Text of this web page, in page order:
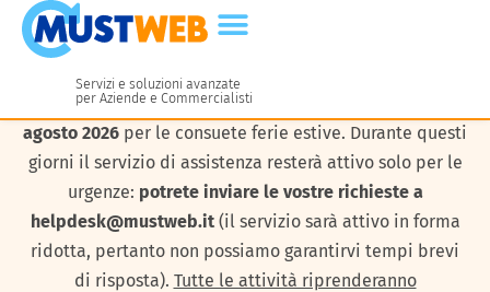
Servizi e soluzioni avanzate
per Aziende e Commercialisti
I nostri uffici resteranno chiusi da
agosto 2026 per le consuete ferie estive. Durante questi
giorni il servizio di assistenza resterà attivo solo per le
urgenze: potrete inviare le vostre richieste a
helpdesk@mustweb.it(il servizio sarà attivo in forma
ridotta, pertanto non possiamo garantirvi tempi brevi
di risposta). Tutte le attività riprenderanno